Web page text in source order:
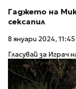
Гаджето на
сексапил
8 януари 2024, 11:45
Гласувай за